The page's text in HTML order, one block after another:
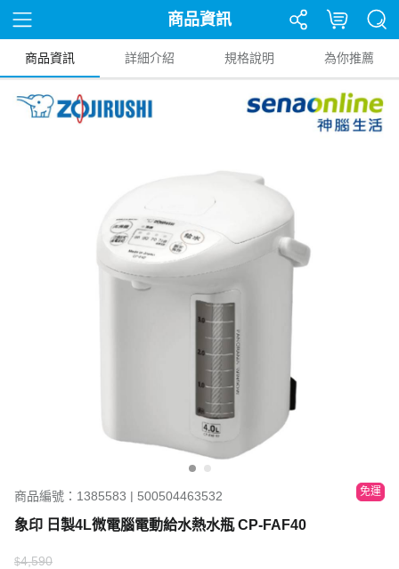
商品資訊
商品資訊 詳細介紹 規格說明 為你推薦
商品編號：1385583 | 500504463532 免運
象印 日製4L微電腦電動給水熱水瓶 CP-FAF40
$4,590